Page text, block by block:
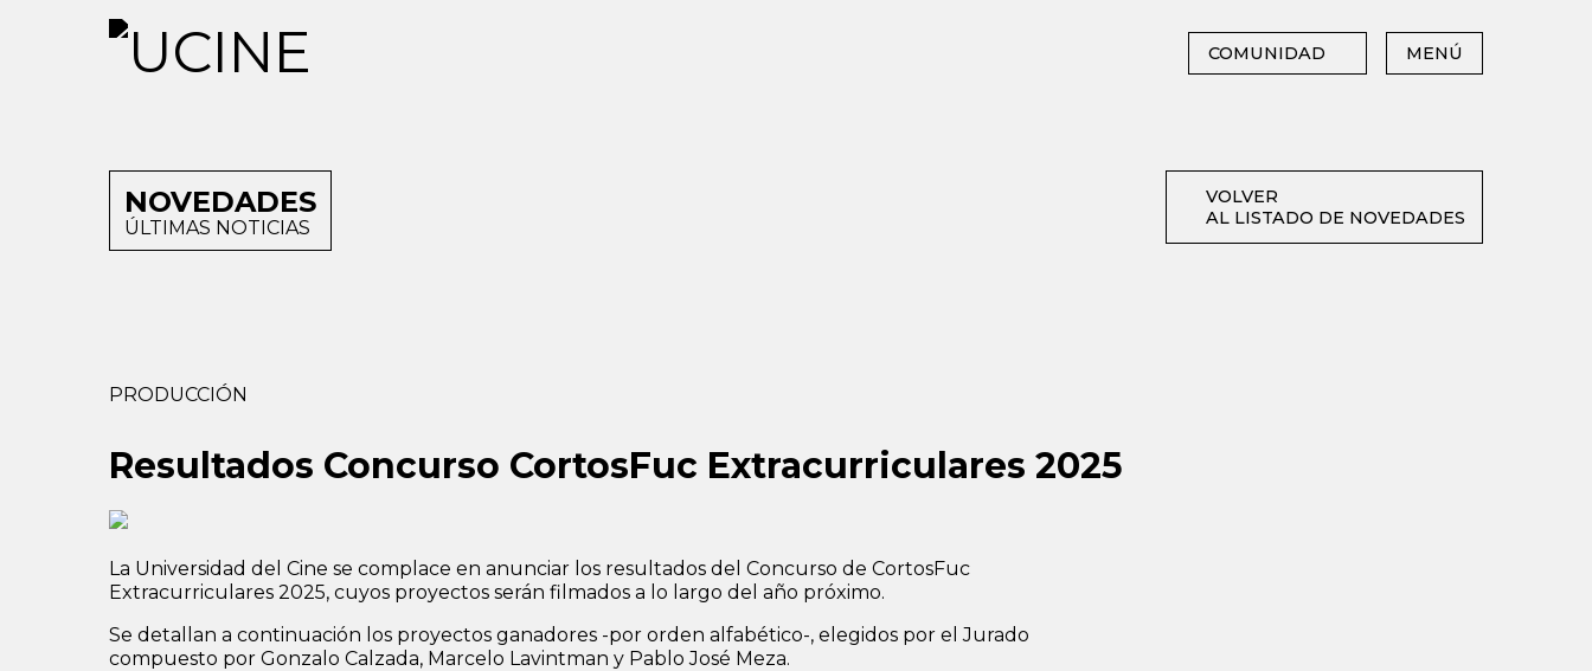
COMUNIDAD MENÚ
NOVEDADES
ÚLTIMAS NOTICIAS
VOLVER
AL LISTADO DE NOVEDADES
PRODUCCIÓN
Resultados Concurso CortosFuc Extracurriculares 2025
La Universidad del Cine se complace en anunciar los resultados del Concurso de CortosFuc
Extracurriculares 2025, cuyos proyectos serán filmados a lo largo del año próximo.
Se detallan a continuación los proyectos ganadores -por orden alfabético-, elegidos por el Jurado
compuesto por Gonzalo Calzada, Marcelo Lavintman y Pablo José Meza.